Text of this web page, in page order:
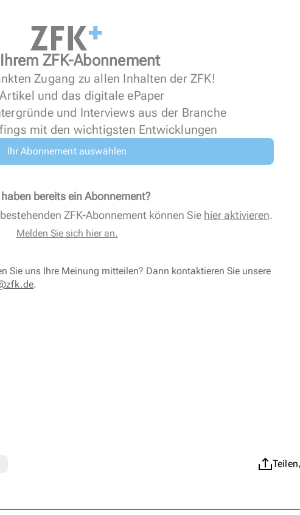
ZFK-Abonnement
Zugang zu allen Inhalten der ZFK!
und das digitale ePaper
und Interviews aus der Branche
mit den wichtigsten Entwicklungen
Ihr Abonnement auswählen
haben bereits ein Abonnement?
ZFK-Abonnement können Sie hier aktivieren.
Melden Sie sich hier an.
Sie uns Ihre Meinung mitteilen? Dann kontaktieren Sie unsere
.
Teilen